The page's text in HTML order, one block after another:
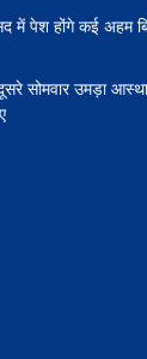
में पेश होंगे कई अहम
सोमवार उमड़ा